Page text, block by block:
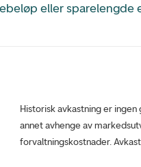
eller sparelengde
Historisk avkastning er
annet avhenge av
forvaltningskostnader.